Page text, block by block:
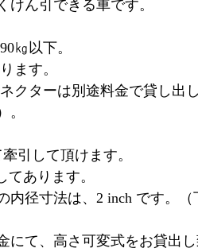
ん引できる車です。
㎏以下。
ます。
クターは別途料金で貸し出
。
引して頂けます。
てあります。
内径寸法は、2 inch です。
にて、高さ可変式をお貸出